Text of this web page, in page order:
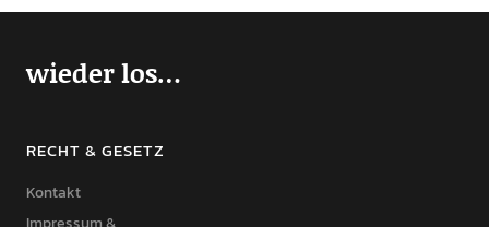
wieder los…
RECHT & GESETZ
Kontakt